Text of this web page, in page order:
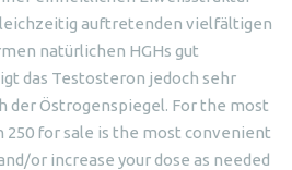
auftretenden vielfältigen
natürlichen HGHs gut
das Testosteron jedoch sehr
der Östrogenspiegel. For the most
250 for sale is the most convenient
or increase your dose as needed